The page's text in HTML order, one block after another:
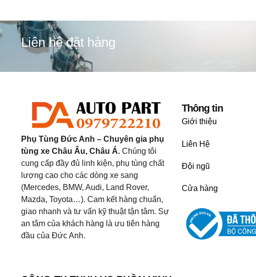
Liên hệ đặt hàng
Phụ Tùng Đức Anh – Chuyên gia phụ
tùng xe Châu Âu, Châu Á. Chúng tôi
cung cấp đầy đủ linh kiện, phụ tùng chất
lượng cao cho các dòng xe sang
(Mercedes, BMW, Audi, Land Rover,
Mazda, Toyota…). Cam kết hàng chuẩn,
giao nhanh và tư vấn kỹ thuật tận tâm. Sự
an tâm của khách hàng là ưu tiên hàng
đầu của Đức Anh.
Thông tin
Giới thiệu
Liên Hệ
Đội ngũ
Cửa hàng